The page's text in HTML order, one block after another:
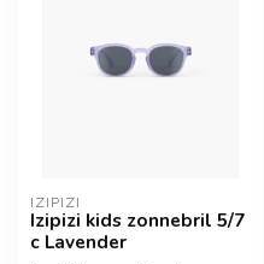
IZIPIZI
Izipizi kids zonnebril 5/7
c Lavender